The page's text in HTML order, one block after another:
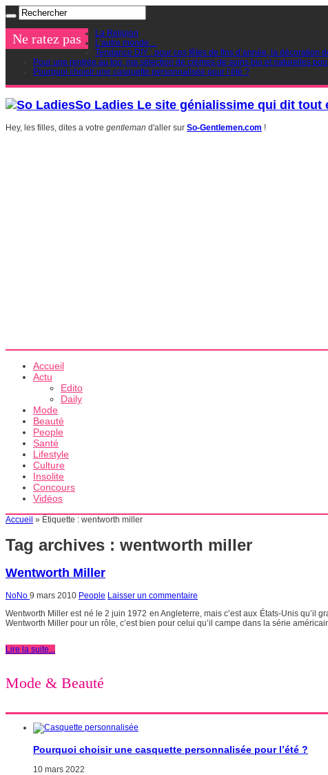
Ne ratez pas
La Religion
L’autre monde…
Tendance DIY : pour ces fêtes de fins d’année, la décoration
Pour une rentrée au top, ma sélection de crèmes de soins bio et naturelles
Pourquoi choisir une casquette personnalisée pour l’été ?
So Ladies Le site génialissime qui dit tout
Hey, les filles, dites a votre gentleman d'aller sur So-Gentlemen.com !
Accueil
Actu
Edito
Daily
Mode
Beauté
People
Santé
Lifestyle
Culture
Insolite
Concours
Vidéos
Accueil » Étiquette : wentworth miller
Tag archives : wentworth miller
Wentworth Miller
NoNo 9 mars 2010 People Laisser un commentaire
Wentworth Miller est né le 2 juin 1972 en Angleterre, mais c’est aux États-Unis
Wentworth Miller pour un rôle, c’est bien pour celui qu’il campe dans la série
Lire la suite...
Mode & Beauté
Pourquoi choisir une casquette personnalisée pour l’été ?
10 mars 2022